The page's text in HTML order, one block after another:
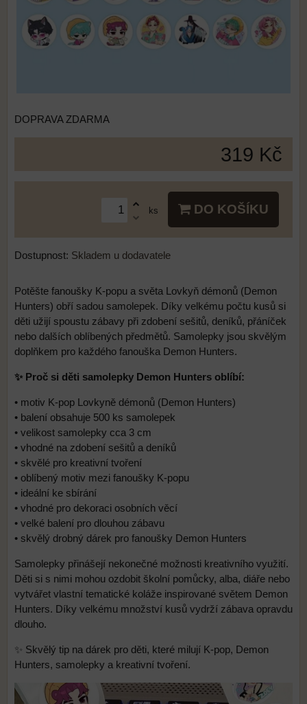
DOPRAVA ZDARMA
319 Kč
ks DO KOŠÍKU
Dostupnost: Skladem u dodavatele
Potěšte fanoušky K-popu a světa Lovkyň démonů (Demon
Hunters) obří sadou samolepek. Díky velkému počtu kusů si
děti užijí spoustu zábavy při zdobení sešitů, deníků, přáníček
nebo dalších oblíbených předmětů. Samolepky jsou skvělým
doplňkem pro každého fanouška Demon Hunters.
✨ Proč si děti samolepky Demon Hunters oblíbí:
• motiv K-pop Lovkyně démonů (Demon Hunters)
• balení obsahuje 500 ks samolepek
• velikost samolepky cca 3 cm
• vhodné na zdobení sešitů a deníků
• skvělé pro kreativní tvoření
• oblíbený motiv mezi fanoušky K-popu
• ideální ke sbírání
• vhodné pro dekoraci osobních věcí
• velké balení pro dlouhou zábavu
• skvělý drobný dárek pro fanoušky Demon Hunters
Samolepky přinášejí nekonečné možnosti kreativního využití.
Děti si s nimi mohou ozdobit školní pomůcky, alba, diáře nebo
vytvářet vlastní tematické koláže inspirované světem Demon
Hunters. Díky velkému množství kusů vydrží zábava opravdu
dlouho.
✨ Skvělý tip na dárek pro děti, které milují K-pop, Demon
Hunters, samolepky a kreativní tvoření.